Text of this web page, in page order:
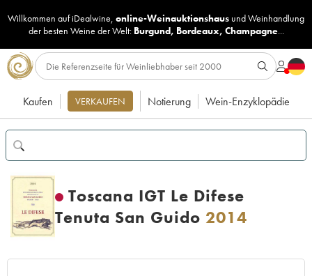
Willkommen auf iDealwine, online-Weinauktionshaus undWeinhandlung
der besten Weine der Welt: Burgund, Bordeaux, Champagne...
Kaufen VERKAUFEN Notierung Wein-Enzyklopädie
Toscana IGT Le Difese
Tenuta San Guido 2014